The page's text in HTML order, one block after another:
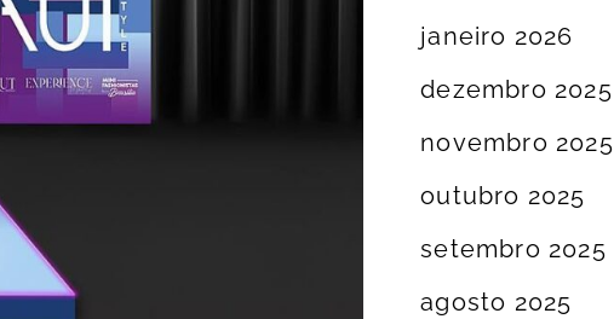
janeiro 2026
dezembro 2025
novembro 2025
outubro 2025
setembro 2025
agosto 2025